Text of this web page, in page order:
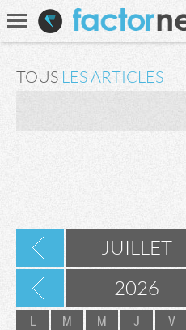
TOUS LES ARTICLES
JUILLET
2026
L M M J V